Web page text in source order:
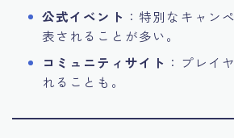
公式イベント ：特別なキャン
表されることが多い。
コミュニティサイト ：プレイ
れることも。